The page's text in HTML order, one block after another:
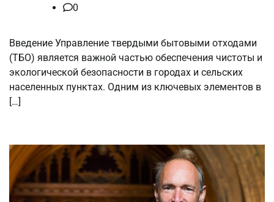
0
Введение Управление твердыми бытовыми отходами
(ТБО) является важной частью обеспечения чистоты и
экологической безопасности в городах и сельских
населенных пунктах. Одним из ключевых элементов в
[…]